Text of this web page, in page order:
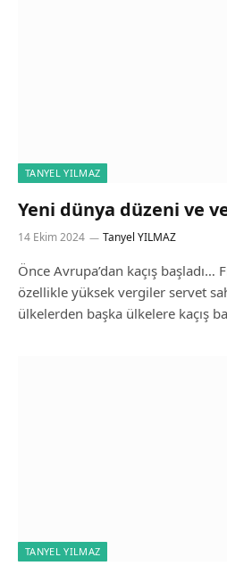
TANYEL YILMAZ
Yeni dünya düzeni ve
14 Ekim 2024 Tanyel YILMAZ
Önce Avrupa’dan kaçış başladı…
özellikle yüksek vergiler servet
ülkelerden başka ülkelere kaçış
TANYEL YILMAZ